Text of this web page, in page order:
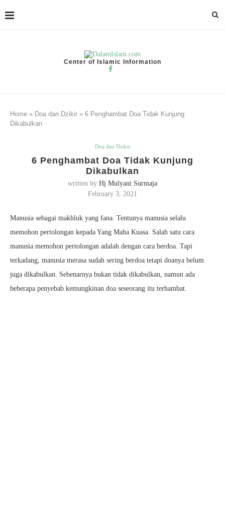
Center of Islamic Information
Home » Doa dan Dzikir » 6 Penghambat Doa Tidak Kunjung
Dikabulkan
Doa dan Dzikir
6 Penghambat Doa Tidak Kunjung
Dikabulkan
written by Hj Mulyani Surmaja
February 3, 2021
Manusia sebagai makhluk yang fana. Tentunya manusia selalu
memohon pertolongan kepada Yang Maha Kuasa. Salah satu cara
manusia memohon pertolongan adalah dengan cara berdoa. Tapi
terkadang, manusia merasa sudah sering berdoa tetapi doanya belum
juga dikabulkan. Sebenarnya bukan tidak dikabulkan, namun ada
beberapa penyebab kemungkinan doa seseorang itu terhambat.